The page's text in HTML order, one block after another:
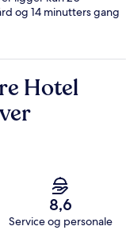
og 14 minutters gang
Hotel
8,6
Service og personale